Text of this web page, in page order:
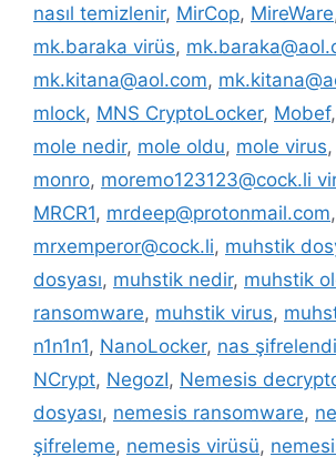
nasıl temizlenir, MirCop, MireWare
mk.baraka virüs,
mk.kitana@aol.com,
mlock, MNS CryptoLocker, Mobef,
mole nedir, mole oldu, mole virus,
monro, moremo123123@cock.li
MRCR1, mrdeep@protonmail.com,
mrxemperor@cock.li, muhstik
dosyası, muhstik nedir, muhstik
ransomware, muhstik virus,
n1n1n1, NanoLocker, nas şifrelendi
NCrypt, NegozI, Nemesis
dosyası, nemesis ransomware,
şifreleme, nemesis virüsü,